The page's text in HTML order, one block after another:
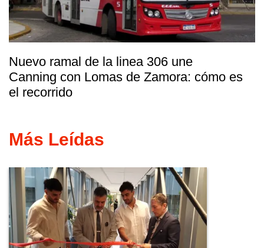
Nuevo ramal de la linea 306 une
Canning con Lomas de Zamora: cómo es
el recorrido
Más Leídas